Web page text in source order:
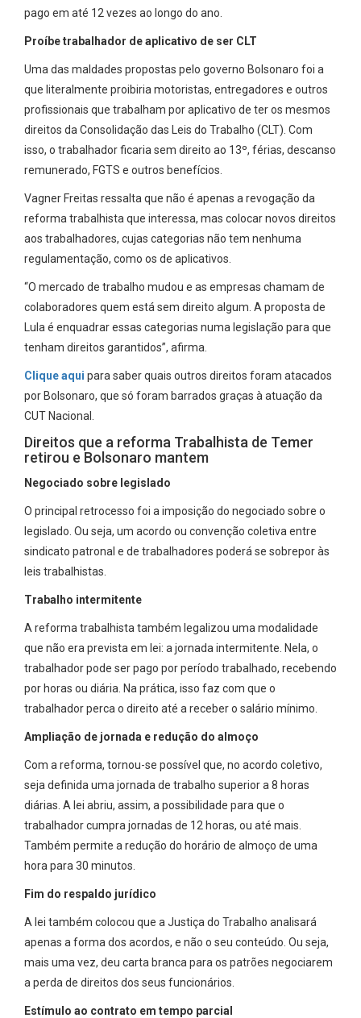
pago em até 12 vezes ao longo do ano.
Proíbe trabalhador de aplicativo de ser CLT
Uma das maldades propostas pelo governo Bolsonaro foi a
que literalmente proibiria motoristas, entregadores e outros
profissionais que trabalham por aplicativo de ter os mesmos
direitos da Consolidação das Leis do Trabalho (CLT). Com
isso, o trabalhador ficaria sem direito ao 13º, férias, descanso
remunerado, FGTS e outros benefícios.
Vagner Freitas ressalta que não é apenas a revogação da
reforma trabalhista que interessa, mas colocar novos direitos
aos trabalhadores, cujas categorias não tem nenhuma
regulamentação, como os de aplicativos.
“O mercado de trabalho mudou e as empresas chamam de
colaboradores quem está sem direito algum. A proposta de
Lula é enquadrar essas categorias numa legislação para que
tenham direitos garantidos”, afirma.
Clique aqui para saber quais outros direitos foram atacados
por Bolsonaro, que só foram barrados graças à atuação da
CUT Nacional.
Direitos que a reforma Trabalhista de Temer
retirou e Bolsonaro mantem
Negociado sobre legislado
O principal retrocesso foi a imposição do negociado sobre o
legislado. Ou seja, um acordo ou convenção coletiva entre
sindicato patronal e de trabalhadores poderá se sobrepor às
leis trabalhistas.
Trabalho intermitente
A reforma trabalhista também legalizou uma modalidade
que não era prevista em lei: a jornada intermitente. Nela, o
trabalhador pode ser pago por período trabalhado, recebendo
por horas ou diária. Na prática, isso faz com que o
trabalhador perca o direito até a receber o salário mínimo.
Ampliação de jornada e redução do almoço
Com a reforma, tornou-se possível que, no acordo coletivo,
seja definida uma jornada de trabalho superior a 8 horas
diárias. A lei abriu, assim, a possibilidade para que o
trabalhador cumpra jornadas de 12 horas, ou até mais.
Também permite a redução do horário de almoço de uma
hora para 30 minutos.
Fim do respaldo jurídico
A lei também colocou que a Justiça do Trabalho analisará
apenas a forma dos acordos, e não o seu conteúdo. Ou seja,
mais uma vez, deu carta branca para os patrões negociarem
a perda de direitos dos seus funcionários.
Estímulo ao contrato em tempo parcial